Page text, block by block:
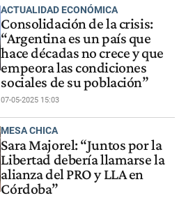
ACTUALIDAD ECONÓMICA
Consolidación de la crisis:
“Argentina es un país que
hace décadas no crece y que
empeora las condiciones
sociales de su población”
07-05-2025 15:03
MESA CHICA
Sara Majorel: “Juntos por la
Libertad debería llamarse la
alianza del PRO y LLA en
Córdoba”